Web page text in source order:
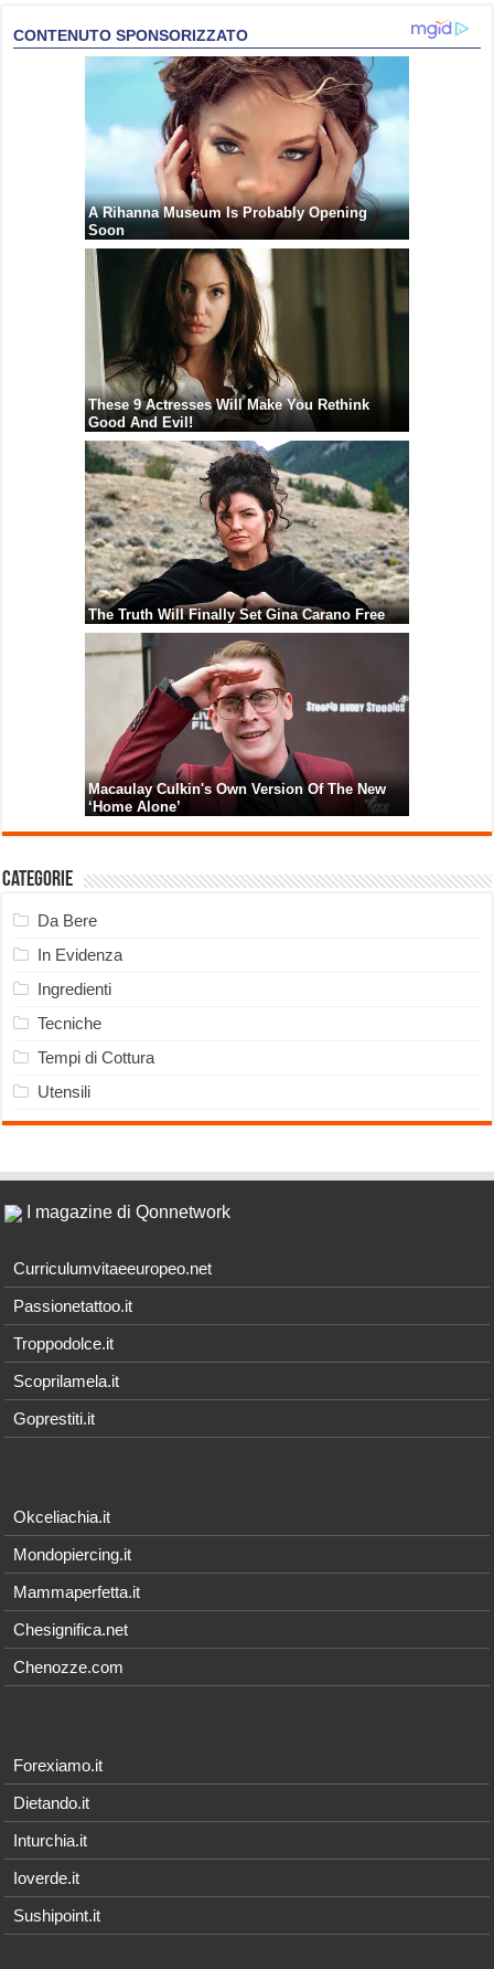
Categorie
Da Bere
In Evidenza
Ingredienti
Tecniche
Tempi di Cottura
Utensili
I magazine di Qonnetwork
Curriculumvitaeeuropeo.net
Passionetattoo.it
Troppodolce.it
Scoprilamela.it
Goprestiti.it
Okceliachia.it
Mondopiercing.it
Mammaperfetta.it
Chesignifica.net
Chenozze.com
Forexiamo.it
Dietando.it
Inturchia.it
Ioverde.it
Sushipoint.it